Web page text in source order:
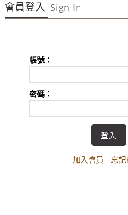
運費~買12瓶送1瓶~手腳要快喔～
100%美國OUTLET代購~
線
100%美國正品~美國代購短
~週年慶～週年慶～團購聖
100%美國OUTLET代購~
2000元~按讚分
會員登入 Sign In
帳號：
密碼：
加入會員 忘記